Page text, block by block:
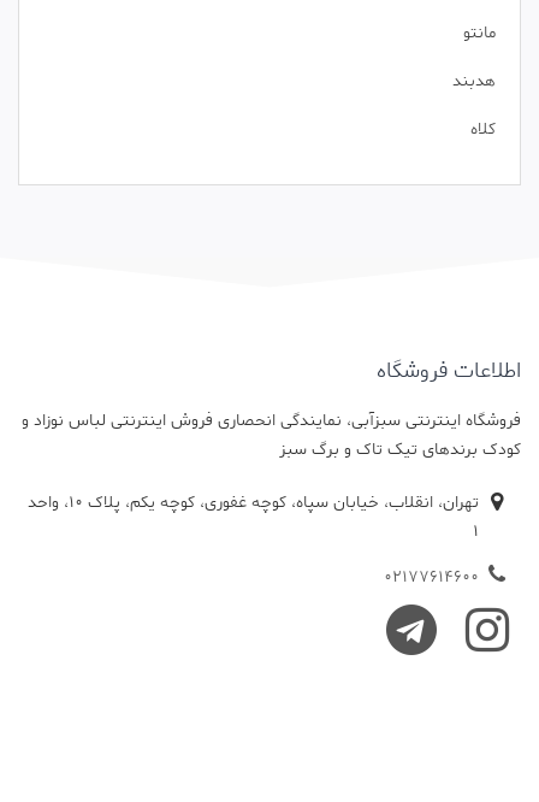
مانتو
هدبند
کلاه
اطلاعات فروشگاه
فروشگاه اینترنتی سبزآبی، نمایندگی انحصاری فروش اینترنتی لباس نوزاد و
کودک برندهای تیک تاک و برگ سبز
تهران، انقلاب، خیابان سپاه، کوچه غفوری، کوچه یکم، پلاک 10، واحد
1
02177614600